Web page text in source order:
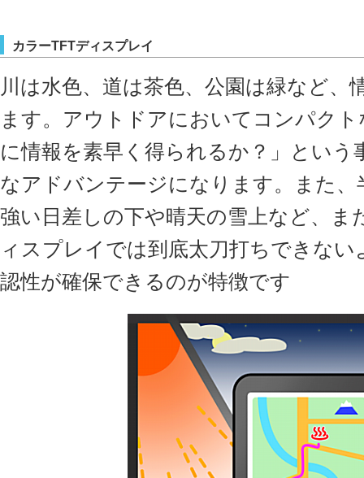
カラーTFTディスプレイ
川は水色、道は茶色、公園は緑など、
ます。アウトドアにおいてコンパク
に情報を素早く得られるか？」とい
なアドバンテージになります。また
強い日差しの下や晴天の雪上など、ま
ィスプレイでは到底太刀打ちできな
認性が確保できるのが特徴です